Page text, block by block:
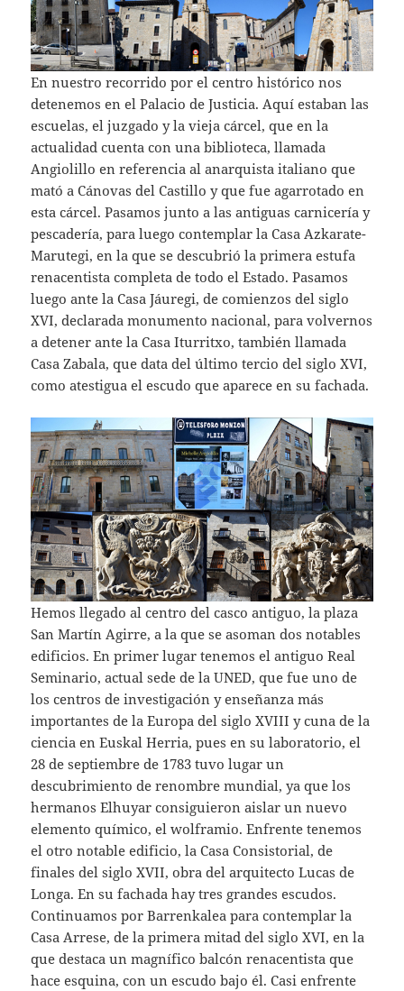
En nuestro recorrido por el centro histórico nos
detenemos en el Palacio de Justicia. Aquí estaban las
escuelas, el juzgado y la vieja cárcel, que en la
actualidad cuenta con una biblioteca, llamada
Angiolillo en referencia al anarquista italiano que
mató a Cánovas del Castillo y que fue agarrotado en
esta cárcel. Pasamos junto a las antiguas carnicería y
pescadería, para luego contemplar la Casa Azkarate-
Marutegi, en la que se descubrió la primera estufa
renacentista completa de todo el Estado. Pasamos
luego ante la Casa Jáuregi, de comienzos del siglo
XVI, declarada monumento nacional, para volvernos
a detener ante la Casa Iturritxo, también llamada
Casa Zabala, que data del último tercio del siglo XVI,
como atestigua el escudo que aparece en su fachada.
Hemos llegado al centro del casco antiguo, la plaza
San Martín Agirre, a la que se asoman dos notables
edificios. En primer lugar tenemos el antiguo Real
Seminario, actual sede de la UNED, que fue uno de
los centros de investigación y enseñanza más
importantes de la Europa del siglo XVIII y cuna de la
ciencia en Euskal Herria, pues en su laboratorio, el
28 de septiembre de 1783 tuvo lugar un
descubrimiento de renombre mundial, ya que los
hermanos Elhuyar consiguieron aislar un nuevo
elemento químico, el wolframio. Enfrente tenemos
el otro notable edificio, la Casa Consistorial, de
finales del siglo XVII, obra del arquitecto Lucas de
Longa. En su fachada hay tres grandes escudos.
Continuamos por Barrenkalea para contemplar la
Casa Arrese, de la primera mitad del siglo XVI, en la
que destaca un magnífico balcón renacentista que
hace esquina, con un escudo bajo él. Casi enfrente